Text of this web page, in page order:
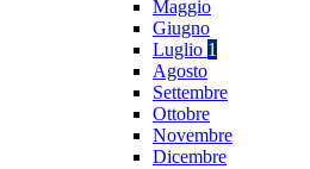
Maggio
Giugno
Luglio 1
Agosto
Settembre
Ottobre
Novembre
Dicembre